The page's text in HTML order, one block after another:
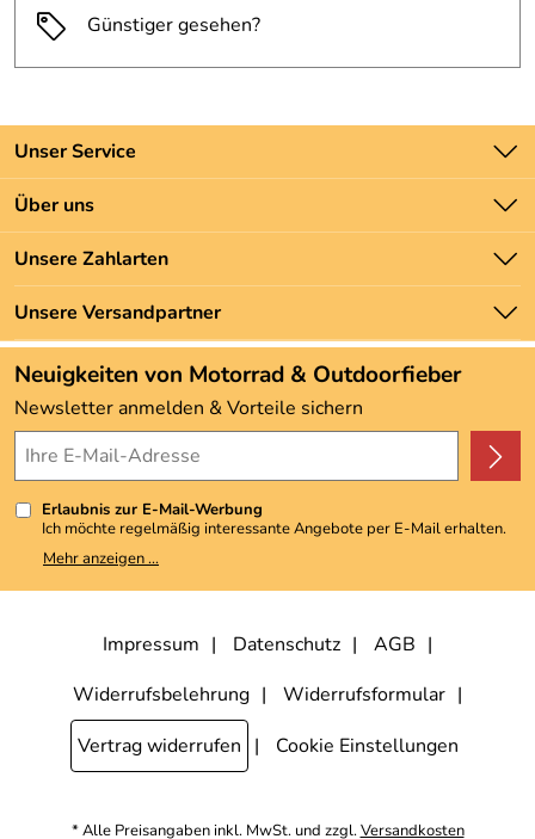
Günstiger gesehen?
Unser Service
Kontakt
Batteriegesetz
Newsletter
Zahlung und Versand
Über uns
Unsere Bestseller
Marken
Neu
Angebote
Kundenbewertungen (3.492)
4,9/5*****
Unsere Zahlarten
Unsere Versandpartner
Neuigkeiten von Motorrad & Outdoorfieber
Newsletter anmelden & Vorteile sichern
Erlaubnis zur E-Mail-Werbung
Ich möchte regelmäßig interessante Angebote per E-Mail erhalten.
Meine E-Mail-Adresse wird nicht an andere Unternehmen
weitergegeben. Zu statistischen Zwecken wird in anonymer Form
kann ich jederzeit mit Wirkung für die Zukunft widerrufen, indem ich
den Link "Abmelden" am Ende des Newsletters anklicke. Die
Mehr anzeigen ...
Impressum Datenschutz
AGB
Widerrufsbelehrung
Widerrufsformular
Vertrag widerrufen
Cookie Einstellungen
* Alle Preisangaben inkl. MwSt. und zzgl.Versandkosten